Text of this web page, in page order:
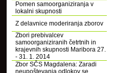
Pomen samoorganiziranja v
lokalni skupnosti
Z delavnice moderiranja zborov
Zbori prebivalcev
samoorganiziranih četrtnih in
krajevnih skupnosti Maribora 27.
- 31. 1. 2014
Zbor SČS Magdalena: Zaradi
neupoštevanja odlokov se